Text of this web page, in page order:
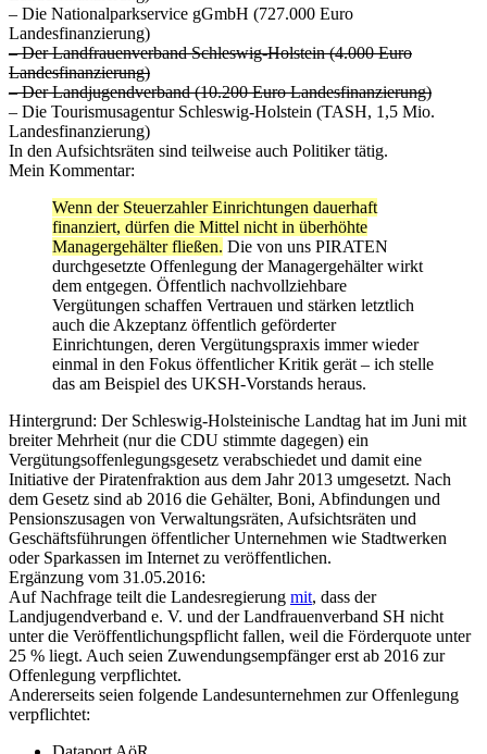
– Die Nationalparkservice gGmbH (727.000 Euro
Landesfinanzierung)
– Der Landfrauenverband Schleswig-Holstein (4.000 Euro
Landesfinanzierung)
– Der Landjugendverband (10.200 Euro Landesfinanzierung)
– Die Tourismusagentur Schleswig-Holstein (TASH, 1,5 Mio.
Landesfinanzierung)
In den Aufsichtsräten sind teilweise auch Politiker tätig.
Mein Kommentar:
Wenn der Steuerzahler Einrichtungen dauerhaft
finanziert, dürfen die Mittel nicht in überhöhte
Managergehälter fließen. Die von uns PIRATEN
durchgesetzte Offenlegung der Managergehälter wirkt
dem entgegen. Öffentlich nachvollziehbare
Vergütungen schaffen Vertrauen und stärken letztlich
auch die Akzeptanz öffentlich geförderter
Einrichtungen, deren Vergütungspraxis immer wieder
einmal in den Fokus öffentlicher Kritik gerät – ich stelle
das am Beispiel des UKSH-Vorstands heraus.
Hintergrund: Der Schleswig-Holsteinische Landtag hat im Juni mit
breiter Mehrheit (nur die CDU stimmte dagegen) ein
Vergütungsoffenlegungsgesetz verabschiedet und damit eine
Initiative der Piratenfraktion aus dem Jahr 2013 umgesetzt. Nach
dem Gesetz sind ab 2016 die Gehälter, Boni, Abfindungen und
Pensionszusagen von Verwaltungsräten, Aufsichtsräten und
Geschäftsführungen öffentlicher Unternehmen wie Stadtwerken
oder Sparkassen im Internet zu veröffentlichen.
Ergänzung vom 31.05.2016:
Auf Nachfrage teilt die Landesregierung mit, dass der
Landjugendverband e. V. und der Landfrauenverband SH nicht
unter die Veröffentlichungspflicht fallen, weil die Förderquote unter
25 % liegt. Auch seien Zuwendungsempfänger erst ab 2016 zur
Offenlegung verpflichtet.
Andererseits seien folgende Landesunternehmen zur Offenlegung
verpflichtet: